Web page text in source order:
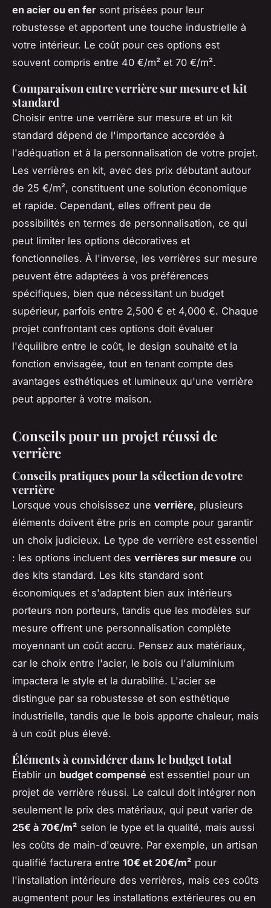
en acier ou en fer sont prisées pour leur
robustesse et apportent une touche industrielle à
votre intérieur. Le coût pour ces options est
souvent compris entre 40 €/m² et 70 €/m².
Comparaison entre verrière sur mesure et kit
standard
Choisir entre une verrière sur mesure et un kit
standard dépend de l'importance accordée à
l'adéquation et à la personnalisation de votre projet.
Les verrières en kit, avec des prix débutant autour
de 25 €/m², constituent une solution économique
et rapide. Cependant, elles offrent peu de
possibilités en termes de personnalisation, ce qui
peut limiter les options décoratives et
fonctionnelles. À l'inverse, les verrières sur mesure
peuvent être adaptées à vos préférences
spécifiques, bien que nécessitant un budget
supérieur, parfois entre 2,500 € et 4,000 €. Chaque
projet confrontant ces options doit évaluer
l'équilibre entre le coût, le design souhaité et la
fonction envisagée, tout en tenant compte des
avantages esthétiques et lumineux qu'une verrière
peut apporter à votre maison.
Conseils pour un projet réussi de
verrière
Conseils pratiques pour la sélection de votre
verrière
Lorsque vous choisissez une verrière, plusieurs
éléments doivent être pris en compte pour garantir
un choix judicieux. Le type de verrière est essentiel
: les options incluent des verrières sur mesure ou
des kits standard. Les kits standard sont
économiques et s'adaptent bien aux intérieurs
porteurs non porteurs, tandis que les modèles sur
mesure offrent une personnalisation complète
moyennant un coût accru. Pensez aux matériaux,
car le choix entre l'acier, le bois ou l'aluminium
impactera le style et la durabilité. L'acier se
distingue par sa robustesse et son esthétique
industrielle, tandis que le bois apporte chaleur, mais
à un coût plus élevé.
Éléments à considérer dans le budget total
Établir un budget compensé est essentiel pour un
projet de verrière réussi. Le calcul doit intégrer non
seulement le prix des matériaux, qui peut varier de
25€ à 70€/m² selon le type et la qualité, mais aussi
les coûts de main-d'œuvre. Par exemple, un artisan
qualifié facturera entre 10€ et 20€/m² pour
l'installation intérieure des verrières, mais ces coûts
augmentent pour les installations extérieures ou en